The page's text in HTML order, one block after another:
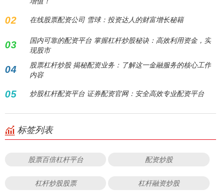
02 在线股票配资公司 雪球：投资达人的财富增长秘籍
03
国内可靠的配资平台 掌握杠杆炒股秘诀：高效利用资金，实
现股市
04
股票杠杆炒股 揭秘配资业务：了解这一金融服务的核心工作
内容
05 炒股杠杆配资平台 证券配资官网：安全高效专业配资平台
标签列表
股票百倍杠杆平台 配资炒股
杠杆炒股股票 杠杆融资炒股